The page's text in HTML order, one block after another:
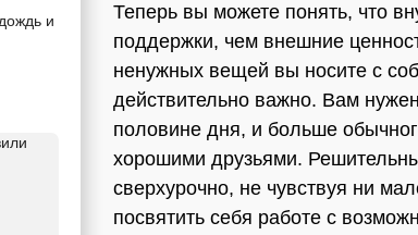
и
Теперь вы можете понять, что
поддержки, чем внешние
ненужных вещей вы носите с
действительно важно. Вам
половине дня, и больше
хорошими друзьями.
сверхурочно, не чувствуя ни
посвятить себя работе с